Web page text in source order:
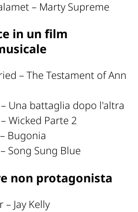
– Marty Supreme
in un film
– The Testament of Ann
Una battaglia dopo l'altra
Wicked Parte 2
Bugonia
Song Sung Blue
non protagonista
Jay Kelly